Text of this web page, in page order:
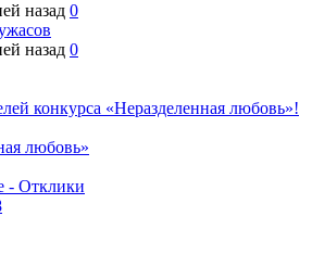
назад 0
назад 0
конкурса «Неразделенная любовь»!
любовь»
- Отклики